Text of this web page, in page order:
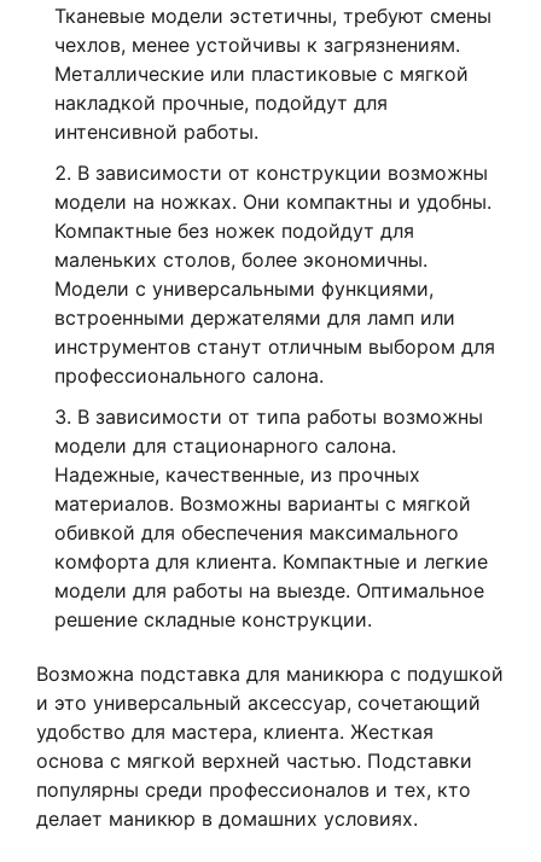
Тканевые модели эстетичны, требуют смены
чехлов, менее устойчивы к загрязнениям.
Металлические или пластиковые с мягкой
накладкой прочные, подойдут для
интенсивной работы.
В зависимости от конструкции возможны
модели на ножках. Они компактны и удобны.
Компактные без ножек подойдут для
маленьких столов, более экономичны.
Модели с универсальными функциями,
встроенными держателями для ламп или
инструментов станут отличным выбором для
профессионального салона.
В зависимости от типа работы возможны
модели для стационарного салона.
Надежные, качественные, из прочных
материалов. Возможны варианты с мягкой
обивкой для обеспечения максимального
комфорта для клиента. Компактные и легкие
модели для работы на выезде. Оптимальное
решение складные конструкции.
Возможна подставка для маникюра с подушкой
и это универсальный аксессуар, сочетающий
удобство для мастера, клиента. Жесткая
основа с мягкой верхней частью. Подставки
популярны среди профессионалов и тех, кто
делает маникюр в домашних условиях.